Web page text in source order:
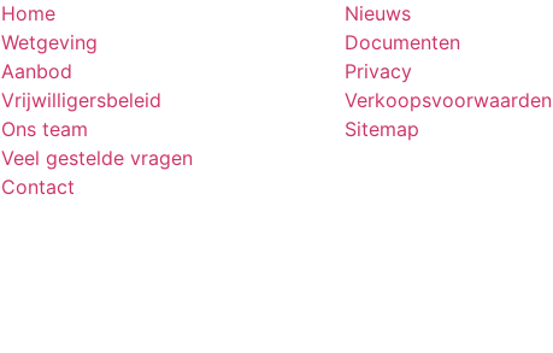
Home
Wetgeving
Aanbod
Vrijwilligersbeleid
Ons team
Veel gestelde vragen
Contact
Nieuws
Documenten
Privacy
Verkoopsvoorwaarden
Sitemap